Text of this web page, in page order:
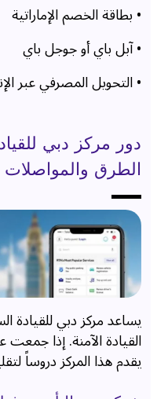
• بطاقة الخصم الإماراتية
• آبل باي أو جوجل باي
• التحويل المصرفي عبر
دور مركز دبي
الطرق
يساعد مركز دبي للقيادة
القيادة الآمنة. إذا جمعت
يقدم هذا المركز دروساً